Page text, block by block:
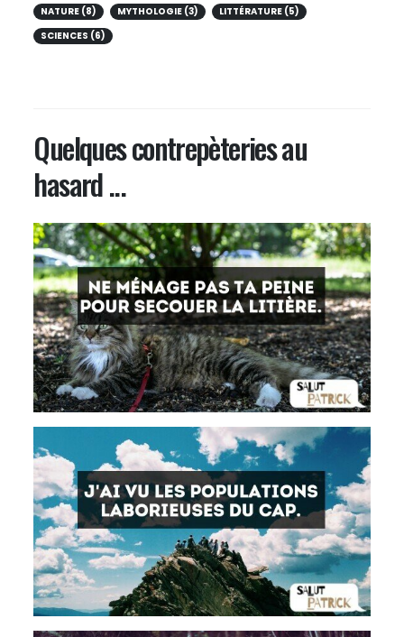
NATURE (8) MYTHOLOGIE (3)
LITTÉRATURE (5)
SCIENCES (6)
Quelques contrepèteries au
hasard ...